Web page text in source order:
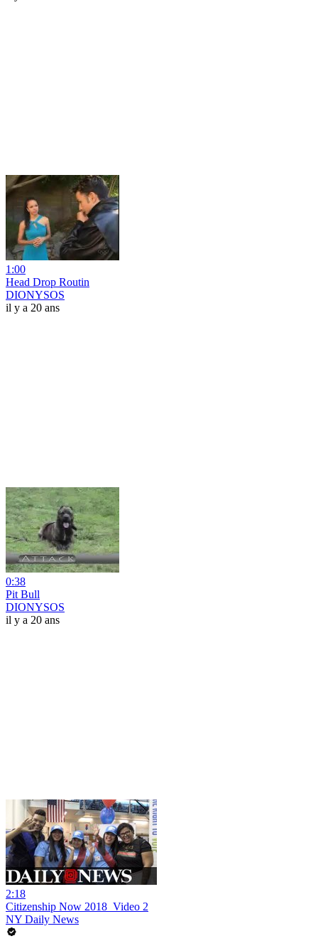
1:00
Head Drop Routin
DIONYSOS
il y a 20 ans
0:38
Pit Bull
DIONYSOS
il y a 20 ans
2:18
Citizenship Now 2018_Video 2
NY Daily News